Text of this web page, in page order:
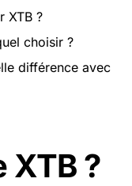
XTB ?
choisir ?
différence avec
XTB ?